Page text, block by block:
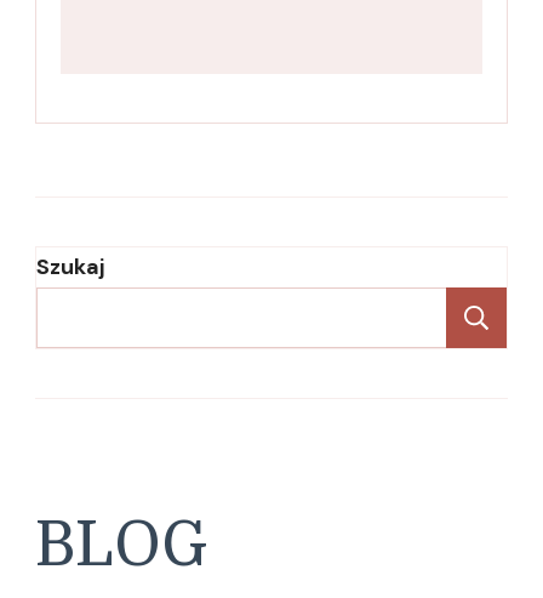
Szukaj
BLOG